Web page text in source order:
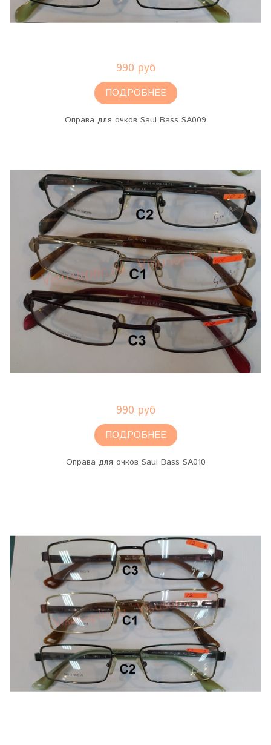
990 руб
ПОДРОБНЕЕ
Оправа для очков Saui Bass SA009
990 руб
ПОДРОБНЕЕ
Оправа для очков Saui Bass SA010